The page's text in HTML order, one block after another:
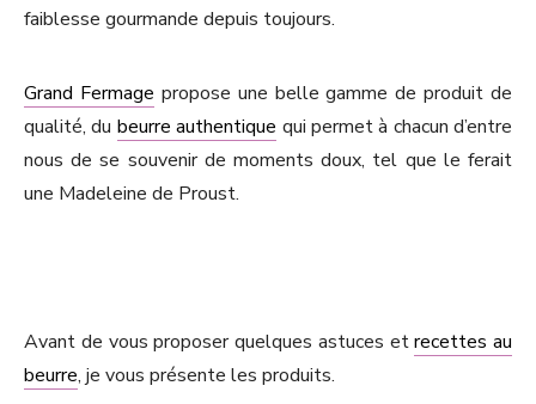
faiblesse gourmande depuis toujours.
Grand Fermage propose une belle gamme de produit de
qualité, du beurre authentique qui permet à chacun d’entre
nous de se souvenir de moments doux, tel que le ferait
une Madeleine de Proust.
Avant de vous proposer quelques astuces etrecettes au
beurre, je vous présente les produits.